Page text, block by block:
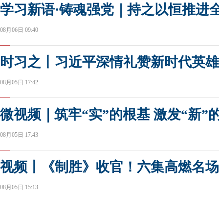
学习新语·铸魂强党｜持之以恒推进
08月06日 09:40
时习之丨习近平深情礼赞新时代英雄
08月05日 17:42
微视频｜筑牢“实”的根基 激发“新”
08月05日 17:43
视频丨《制胜》收官！六集高燃名
08月05日 15:13